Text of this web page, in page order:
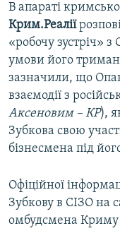
В апараті
Крим.Реалії
«робочу зустріч»
умови його
зазначили, що
взаємодії з
Аксеновим – КР),
Зубкова свою
бізнесмена під
Офіційної
Зубкову в СІЗО на
омбудсмена